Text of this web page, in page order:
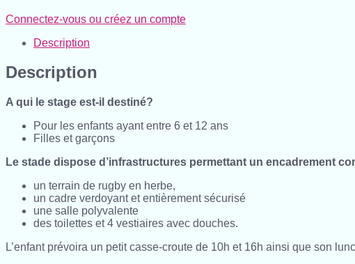
Connectez-vous ou créez un compte
Description
Description
A qui le stage est-il destiné?
Pour les enfants ayant entre 6 et 12 ans
Filles et garçons
Le stade dispose d’infrastructures permettant un encadrement
un terrain de rugby en herbe,
un cadre verdoyant et entièrement sécurisé
une salle polyvalente
des toilettes et 4 vestiaires avec douches.
L’enfant prévoira un petit casse-croute de 10h et 16h ainsi que son